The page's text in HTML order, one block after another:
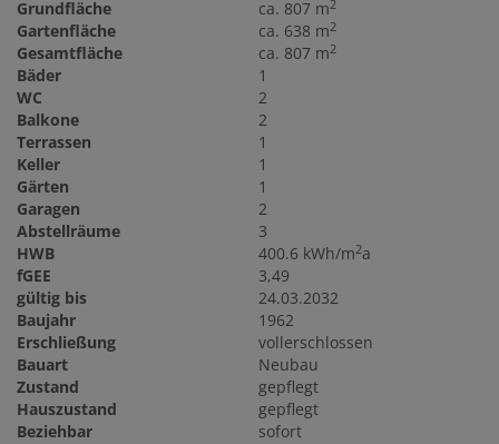
Grundfläche ca. 807 m2
Gartenfläche ca. 638 m2
Gesamtfläche ca. 807 m2
Bäder
1
WC
2
Balkone
2
Terrassen
1
Keller
1
Gärten
1
Garagen
2
Abstellräume
3
HWB
400.6 kWh/m2a
fGEE
3,49
gültig bis
24.03.2032
Baujahr
1962
Erschließung
vollerschlossen
Bauart
Neubau
Zustand
gepflegt
Hauszustand
gepflegt
Beziehbar
sofort